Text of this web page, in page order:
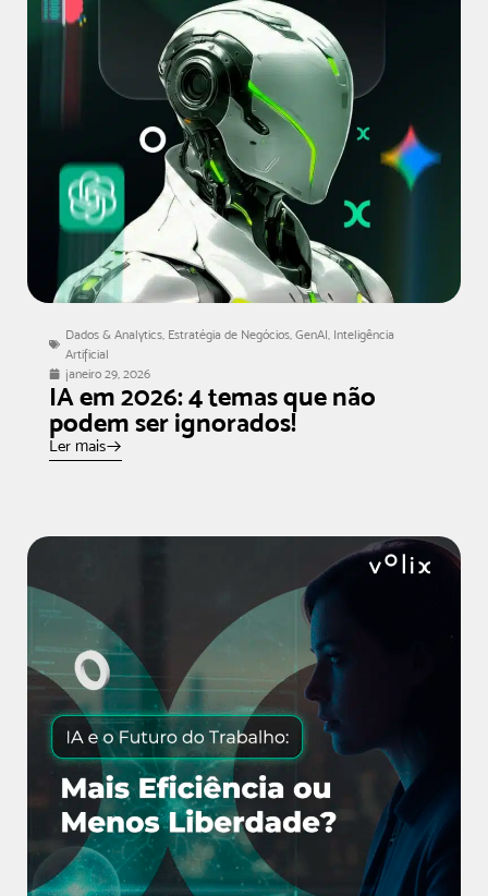
Dados & Analytics, Estratégia de Negócios, GenAI, Inteligência
Artificial
janeiro 29, 2026
IA em 2026: 4 temas que não
podem ser ignorados!
Ler mais